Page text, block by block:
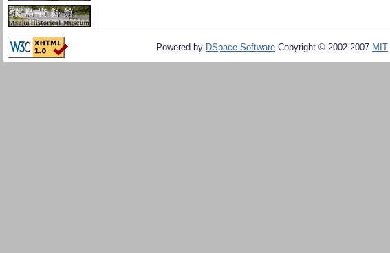
Powered by DSpace Software Copyright © 2002-2007 MIT